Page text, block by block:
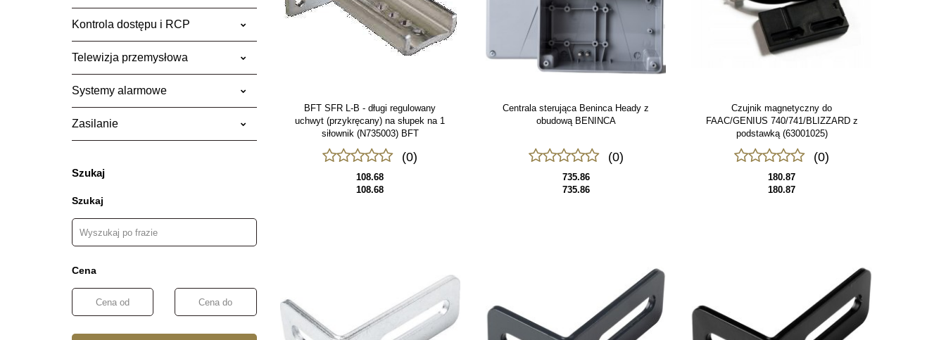
Kontrola dostępu i RCP
Telewizja przemysłowa
Systemy alarmowe
Zasilanie
Szukaj
Szukaj
Cena
BFT SFR L-B - długi regulowany
uchwyt (przykręcany) na słupek na 1
siłownik (N735003) BFT
(0)
108.68
108.68
Centrala sterująca Beninca Heady z
obudową BENINCA
(0)
735.86
735.86
Czujnik magnetyczny do
FAAC/GENIUS 740/741/BLIZZARD z
podstawką (63001025)
(0)
180.87
180.87